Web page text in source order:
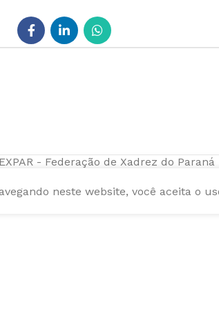
- Federação de Xadrez do Paraná
neste website, você aceita o